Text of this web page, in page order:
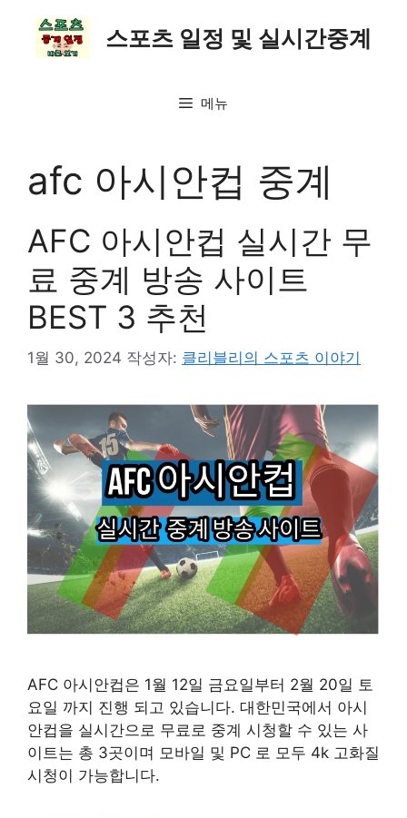
스포츠 일정 및 실시간중계
메뉴
afc 아시안컵 중계
AFC 아시안컵 실시간 무
료 중계 방송 사이트
BEST 3 추천
1월 30, 2024 작성자: 클리블리의 스포츠 이야기
AFC 아시안컵은 1월 12일 금요일부터 2월 20일 토
요일 까지 진행 되고 있습니다. 대한민국에서 아시
안컵을 실시간으로 무료로 중계 시청할 수 있는 사
이트는 총 3곳이며 모바일 및 PC 로 모두 4k 고화질
시청이 가능합니다.